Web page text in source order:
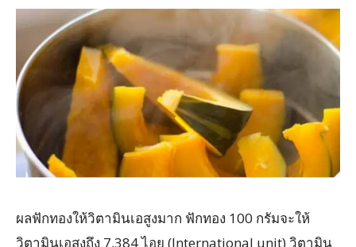
ผลฟักทองให้วิตามินเอสูงมาก ฟักทอง 100 กรัมจะให้
วิตามินเอสูงถึง 7,384 ไอยู (International unit) วิตามิน